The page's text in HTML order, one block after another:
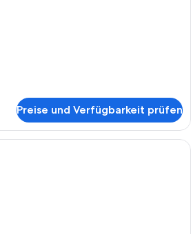
Preise und Verfügbarkeit prüfen
Ein Hotelzimmer mit einem großen